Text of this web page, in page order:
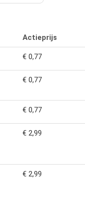
Actieprijs
€ 0,77
€ 0,77
€ 0,77
€ 2,99
€ 2,99